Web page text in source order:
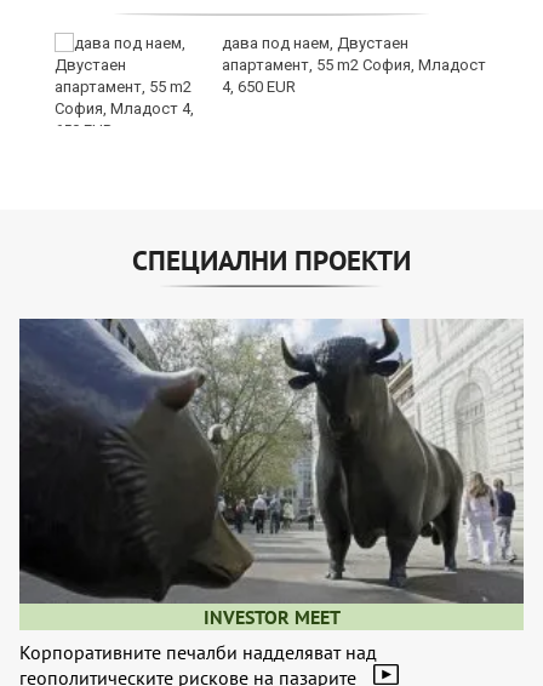
дава под наем, Двустаен
апартамент, 55 m2 София, Младост
4, 650 EUR
СПЕЦИАЛНИ ПРОЕКТИ
INVESTOR MEET
Корпоративните печалби надделяват над
геополитическите рискове на пазарите